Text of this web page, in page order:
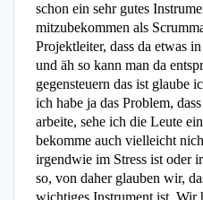
schon ein sehr gutes
mitzubekommen als
Projektleiter, dass da etwas
und äh so kann man da
gegensteuern das ist glaube
ich habe ja das Problem,
arbeite, sehe ich die Leute
bekomme auch vielleicht
irgendwie im Stress ist oder
so, von daher glauben wir,
wichtiges Instrument ist. Wir